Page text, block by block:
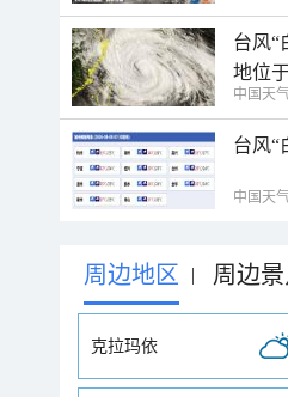
台风“
地位
中国天
台风“
中国天
周边地区 | 周边
克拉玛依